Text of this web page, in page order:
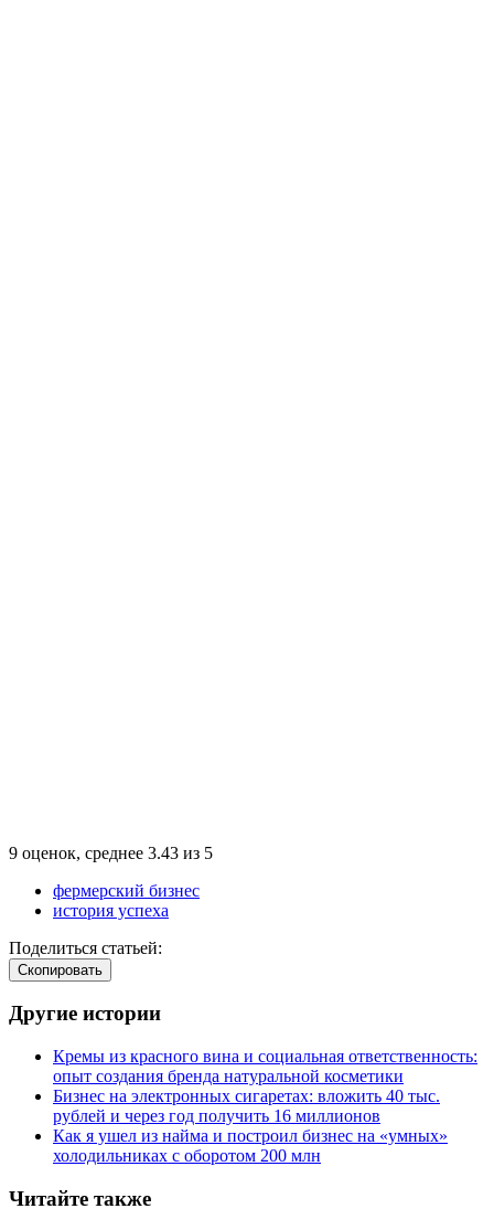
9 оценок, среднее 3.43 из 5
фермерский бизнес
история успеха
Поделиться статьей:
Cкопировать
Другие истории
Кремы из красного вина и социальная ответственность:
опыт создания бренда натуральной косметики
Бизнес на электронных сигаретах: вложить 40 тыс.
рублей и через год получить 16 миллионов
Как я ушел из найма и построил бизнес на «умных»
холодильниках с оборотом 200 млн
Читайте также